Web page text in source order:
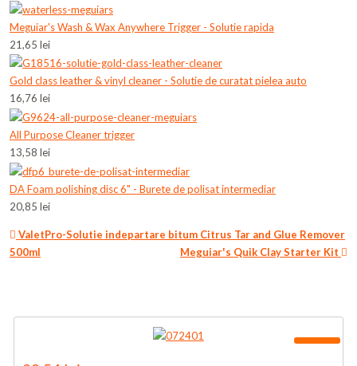
Meguiar's Wash & Wax Anywhere Trigger - Solutie rapida
21,65 lei
Gold class leather & vinyl cleaner - Solutie de curatat pielea auto
16,76 lei
All Purpose Cleaner trigger
13,58 lei
DA Foam polishing disc 6" - Burete de polisat intermediar
20,85 lei
ValetPro-Solutie indepartare bitum Citrus Tar and Glue Remover
500ml
Meguiar's Quik Clay Starter Kit
-80%